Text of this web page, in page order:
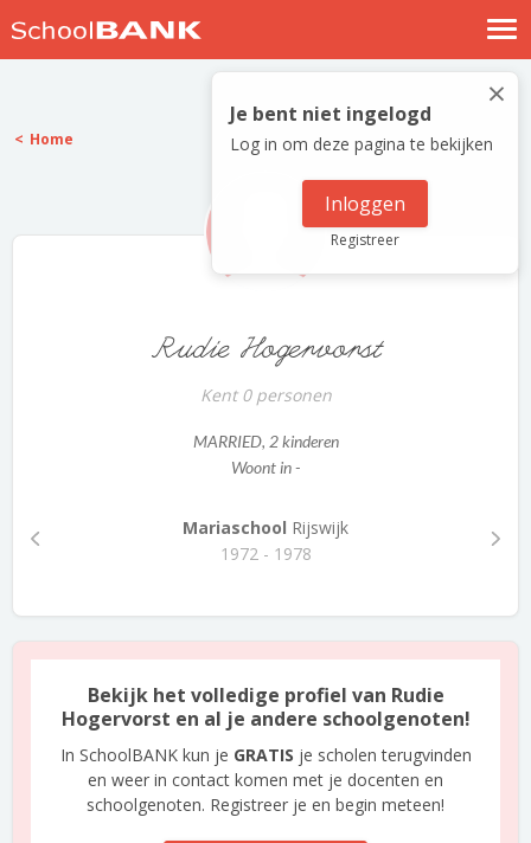
Nostalgische verhalen
Log in
Meld je gratis aan
×
Je bent niet ingelogd
Log in om deze pagina te bekijken
Inloggen
Registreer
Home
Rudie Hogervorst
Kent 0 personen
MARRIED, 2 kinderen
Woont in -
Mariaschool Rijswijk
1972 - 1978
Bekijk het volledige profiel van Rudie
Hogervorst en al je andere schoolgenoten!
In SchoolBANK kun je GRATIS je scholen terugvinden
en weer in contact komen met je docenten en
schoolgenoten. Registreer je en begin meteen!